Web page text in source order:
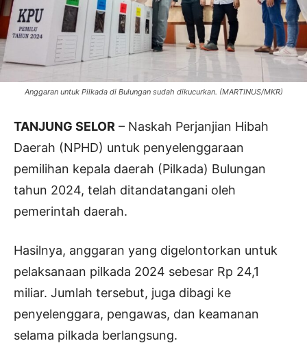
Anggaran untuk Pilkada di Bulungan sudah dikucurkan. (MARTINUS/MKR)
TANJUNG SELOR – Naskah Perjanjian Hibah
Daerah (NPHD) untuk penyelenggaraan
pemilihan kepala daerah (Pilkada) Bulungan
tahun 2024, telah ditandatangani oleh
pemerintah daerah.
Hasilnya, anggaran yang digelontorkan untuk
pelaksanaan pilkada 2024 sebesar Rp 24,1
miliar. Jumlah tersebut, juga dibagi ke
penyelenggara, pengawas, dan keamanan
selama pilkada berlangsung.